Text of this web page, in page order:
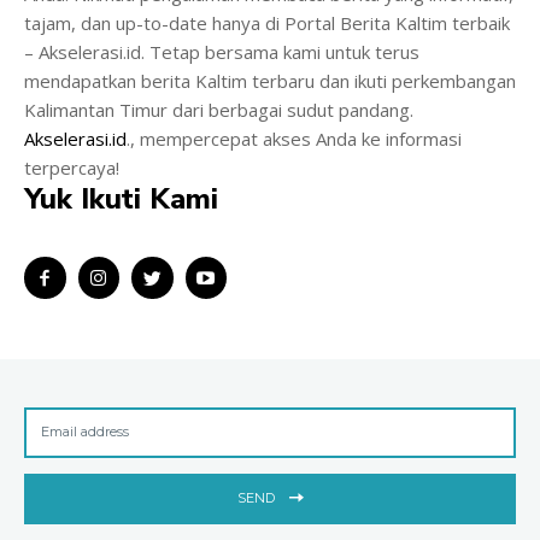
tajam, dan up-to-date hanya di Portal Berita Kaltim terbaik
– Akselerasi.id. Tetap bersama kami untuk terus
mendapatkan berita Kaltim terbaru dan ikuti perkembangan
Kalimantan Timur dari berbagai sudut pandang.
Akselerasi.id., mempercepat akses Anda ke informasi
terpercaya!
Yuk Ikuti Kami
SEND